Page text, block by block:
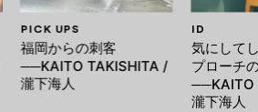
PICK UPS
福岡からの刺客
──KAITO TAKISHITA /
瀧下海人
ID
気にして
プローチ
──KAITO
瀧下海人